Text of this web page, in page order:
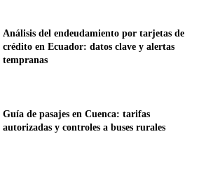
Análisis del endeudamiento por tarjetas de
crédito en Ecuador: datos clave y alertas
tempranas
Guía de pasajes en Cuenca: tarifas
autorizadas y controles a buses rurales